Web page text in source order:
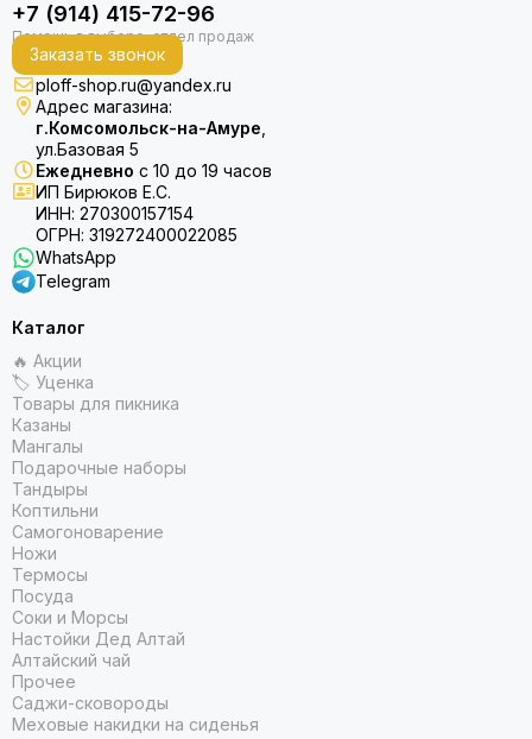
+7 (914) 415-72-96
Заказать звонок
ploff-shop.ru@yandex.ru
Адрес магазина:
г.Комсомольск-на-Амуре
ул.Базовая 5
Ежедневно с 10 до 19 часов
ИП Бирюков Е.С.
ИНН: 270300157154
ОГРН: 319272400022085
WhatsApp
Telegram
Каталог
🔥 Акции
🏷 Уценка
Товары для пикника
Казаны
Мангалы
Подарочные наборы
Тандыры
Коптильни
Самогоноварение
Ножи
Термосы
Посуда
Соки и Морсы
Настойки Дед Алтай
Алтайский чай
Прочее
Саджи-сковороды
Меховые накидки на сиденья